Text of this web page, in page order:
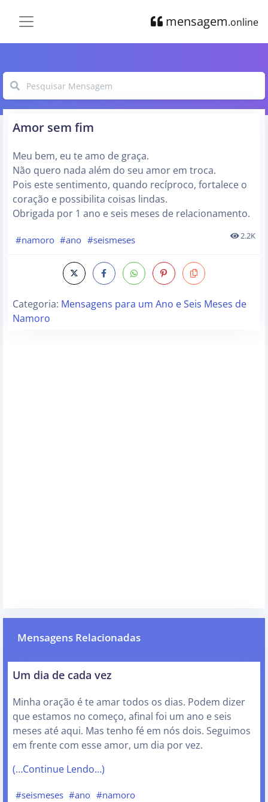
mensagem.online
Amor sem fim
Meu bem, eu te amo de graça.
Não quero nada além do seu amor em troca.
Pois este sentimento, quando recíproco, fortalece o
coração e possibilita coisas lindas.
Obrigada por 1 ano e seis meses de relacionamento.
#namoro #ano #seismeses 2.2K
Categoria: Mensagens para um Ano e Seis Meses de
Namoro
Mensagens Relacionadas
Um dia de cada vez
Minha oração é te amar todos os dias. Podem dizer
que estamos no começo, afinal foi um ano e seis
meses até aqui. Mas tenho fé em nós dois. Seguimos
em frente com esse amor, um dia por vez.
(…Continue Lendo…)
#seismeses #ano #namoro